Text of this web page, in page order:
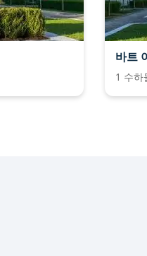
바트
1 수하